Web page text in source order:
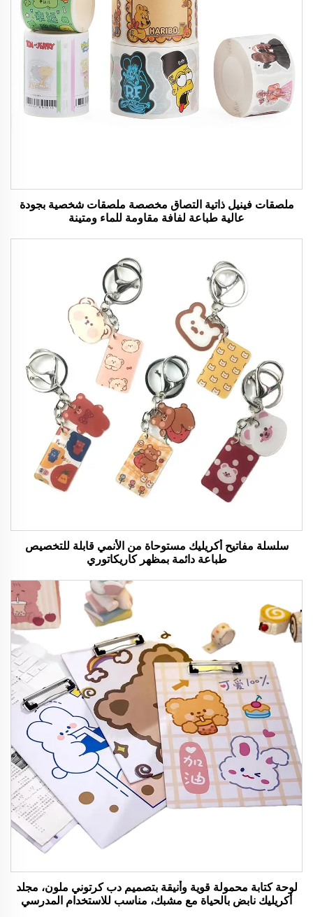
ملصقات فينيل ذاتية التصاق مخصصة ملصقات شخصية بجودة
عالية طباعة لفافة مقاومة للماء ومتينة
سلسلة مفاتيح أكريليك مستوحاة من الأنمي قابلة للتخصيص
طباعة دائمة بمظهر كاريكاتوري
لوحة كتابة محمولة قوية وأنيقة بتصميم دب كرتوني ملون، مجلد
أكريليك نابض بالحياة مع مشبك، مناسب للاستخدام المدرسي